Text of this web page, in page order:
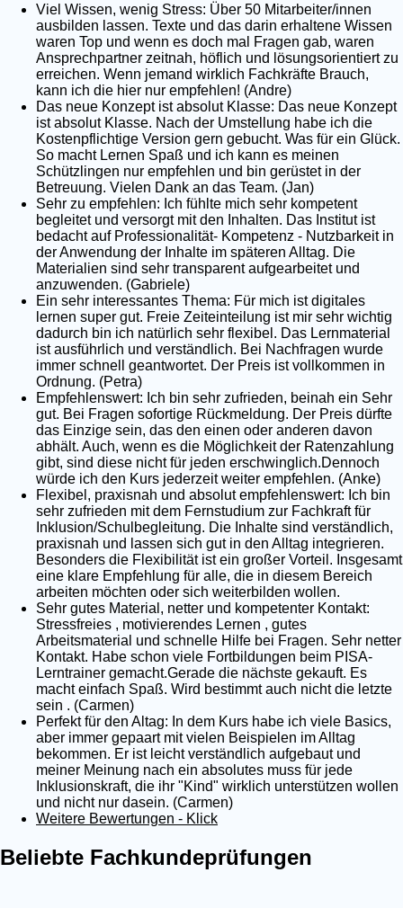
Viel Wissen, wenig Stress: Über 50 Mitarbeiter/innen
ausbilden lassen. Texte und das darin erhaltene Wissen
waren Top und wenn es doch mal Fragen gab, waren
Ansprechpartner zeitnah, höflich und lösungsorientiert zu
erreichen. Wenn jemand wirklich Fachkräfte Brauch,
kann ich die hier nur empfehlen! (Andre)
Das neue Konzept ist absolut Klasse: Das neue Konzept
ist absolut Klasse. Nach der Umstellung habe ich die
Kostenpflichtige Version gern gebucht. Was für ein Glück.
So macht Lernen Spaß und ich kann es meinen
Schützlingen nur empfehlen und bin gerüstet in der
Betreuung. Vielen Dank an das Team. (Jan)
Sehr zu empfehlen: Ich fühlte mich sehr kompetent
begleitet und versorgt mit den Inhalten. Das Institut ist
bedacht auf Professionalität- Kompetenz - Nutzbarkeit in
der Anwendung der Inhalte im späteren Alltag. Die
Materialien sind sehr transparent aufgearbeitet und
anzuwenden. (Gabriele)
Ein sehr interessantes Thema: Für mich ist digitales
lernen super gut. Freie Zeiteinteilung ist mir sehr wichtig
dadurch bin ich natürlich sehr flexibel. Das Lernmaterial
ist ausführlich und verständlich. Bei Nachfragen wurde
immer schnell geantwortet. Der Preis ist vollkommen in
Ordnung. (Petra)
Empfehlenswert: Ich bin sehr zufrieden, beinah ein Sehr
gut. Bei Fragen sofortige Rückmeldung. Der Preis dürfte
das Einzige sein, das den einen oder anderen davon
abhält. Auch, wenn es die Möglichkeit der Ratenzahlung
gibt, sind diese nicht für jeden erschwinglich.Dennoch
würde ich den Kurs jederzeit weiter empfehlen. (Anke)
Flexibel, praxisnah und absolut empfehlenswert: Ich bin
sehr zufrieden mit dem Fernstudium zur Fachkraft für
Inklusion/Schulbegleitung. Die Inhalte sind verständlich,
praxisnah und lassen sich gut in den Alltag integrieren.
Besonders die Flexibilität ist ein großer Vorteil. Insgesamt
eine klare Empfehlung für alle, die in diesem Bereich
arbeiten möchten oder sich weiterbilden wollen.
Sehr gutes Material, netter und kompetenter Kontakt:
Stressfreies , motivierendes Lernen , gutes
Arbeitsmaterial und schnelle Hilfe bei Fragen. Sehr netter
Kontakt. Habe schon viele Fortbildungen beim PISA-
Lerntrainer gemacht.Gerade die nächste gekauft. Es
macht einfach Spaß. Wird bestimmt auch nicht die letzte
sein . (Carmen)
Perfekt für den Altag: In dem Kurs habe ich viele Basics,
aber immer gepaart mit vielen Beispielen im Alltag
bekommen. Er ist leicht verständlich aufgebaut und
meiner Meinung nach ein absolutes muss für jede
Inklusionskraft, die ihr "Kind" wirklich unterstützen wollen
und nicht nur dasein. (Carmen)
Weitere Bewertungen - Klick
Beliebte Fachkundeprüfungen